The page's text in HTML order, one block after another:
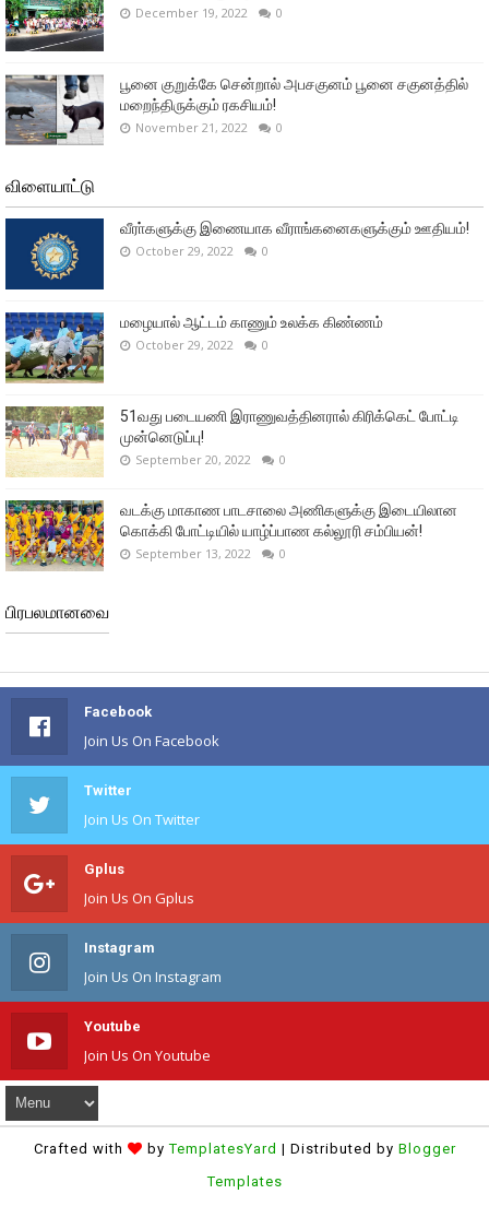
December 19, 2022 0
பூனை குறுக்கே சென்றால் அபசகுனம் பூனை சகுனத்தில்
மறைந்திருக்கும் ரகசியம்!
November 21, 2022 0
விளையாட்டு
வீரா்களுக்கு இணையாக வீராங்கனைகளுக்கும் ஊதியம்!
October 29, 2022 0
மழையால் ஆட்டம் காணும் உலக்க கிண்ணம்
October 29, 2022 0
51வது படையணி இராணுவத்தினரால் கிரிக்கெட் போட்டி
முன்னெடுப்பு!
September 20, 2022 0
வடக்கு மாகாண பாடசாலை அணிகளுக்கு இடையிலான
கொக்கி போட்டியில் யாழ்ப்பாண கல்லூரி சம்பியன்!
September 13, 2022 0
பிரபலமானவை
Facebook
Join Us On Facebook
Twitter
Join Us On Twitter
Gplus
Join Us On Gplus
Instagram
Join Us On Instagram
Youtube
Join Us On Youtube
Crafted with byTemplatesYard | Distributed by Blogger
Templates